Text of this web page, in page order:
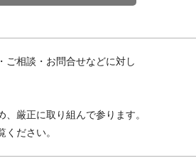
ご相談・お問合せなどに対し
厳正に取り組んで参ります。
ください。